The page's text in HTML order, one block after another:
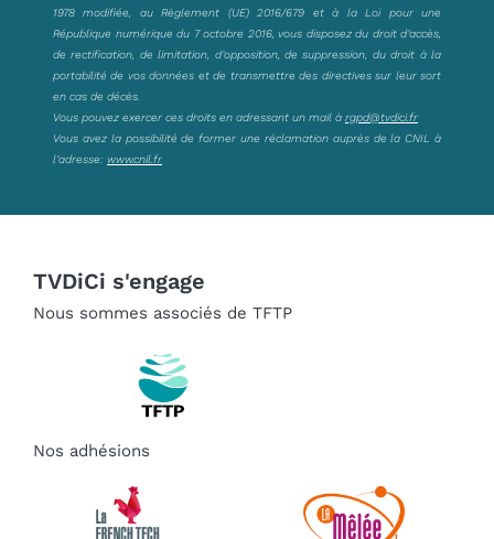
1978 modifiée, au Règlement (UE) 2016/679 et à la Loi pour une
République numérique du 7 octobre 2016, vous disposez du droit d’accès,
de rectification, de limitation, d’opposition, de suppression, du droit à la
portabilité de vos données et de transmettre des directives sur leur sort
en cas de décès.
Vous pouvez exercer ces droits en adressant un mail à rgpd@tvdici.fr
Vous avez la possibilité de former une réclamation auprès de la CNIL à
l’adresse: www.cnil.fr
TVDiCi s'engage
Nous sommes associés de TFTP
Nos adhésions